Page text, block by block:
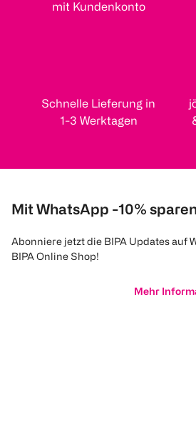
mit Kundenkonto
Schnelle Lieferung in
1-3 Werktagen
Mit WhatsApp -10%
Abonniere jetzt die BIPA Updates auf
BIPA Online Shop!
Mehr